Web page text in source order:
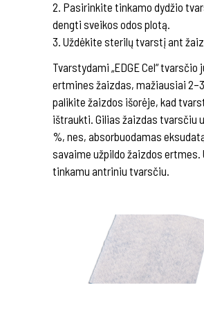
2. Pasirinkite tinkamo dydžio
dengti sveikos odos plotą.
3. Uždėkite sterilų tvarstį ant
Tvarstydami „EDGE Cel“
ertmines žaizdas, mažiausiai
palikite žaizdos išorėje, kad
ištraukti. Gilias žaizdas tvarsčiu
%, nes, absorbuodamas
savaime užpildo žaizdos ertmes.
tinkamu antriniu tvarsčiu.